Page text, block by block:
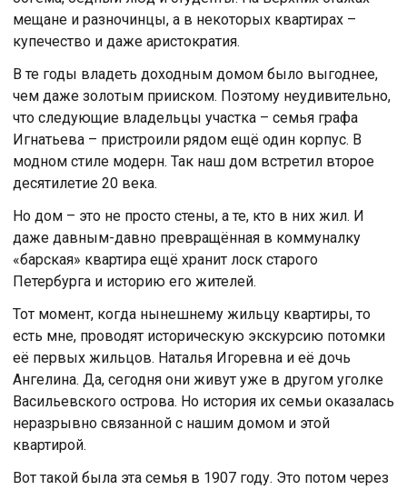
мещане и разночинцы, а в некоторых квартирах –
купечество и даже аристократия.
В те годы владеть доходным домом было выгоднее,
чем даже золотым прииском. Поэтому неудивительно,
что следующие владельцы участка – семья графа
Игнатьева – пристроили рядом ещё один корпус. В
модном стиле модерн. Так наш дом встретил второе
десятилетие 20 века.
Но дом – это не просто стены, а те, кто в них жил. И
даже давным-давно превращённая в коммуналку
«барская» квартира ещё хранит лоск старого
Петербурга и историю его жителей.
Тот момент, когда нынешнему жильцу квартиры, то
есть мне, проводят историческую экскурсию потомки
её первых жильцов. Наталья Игоревна и её дочь
Ангелина. Да, сегодня они живут уже в другом уголке
Васильевского острова. Но история их семьи оказалась
неразрывно связанной с нашим домом и этой
квартирой.
Вот такой была эта семья в 1907 году. Это потом через